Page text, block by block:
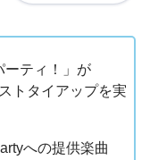
ーティ！」が
トタイアップを実
への提供楽曲